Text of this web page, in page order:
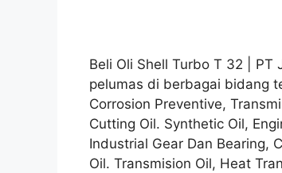
Beli Oli Shell Turbo T 32 | PT
pelumas di berbagai bidang
Corrosion Preventive,
Cutting Oil. Synthetic Oil,
Industrial Gear Dan Bearing,
Oil. Transmision Oil, Heat